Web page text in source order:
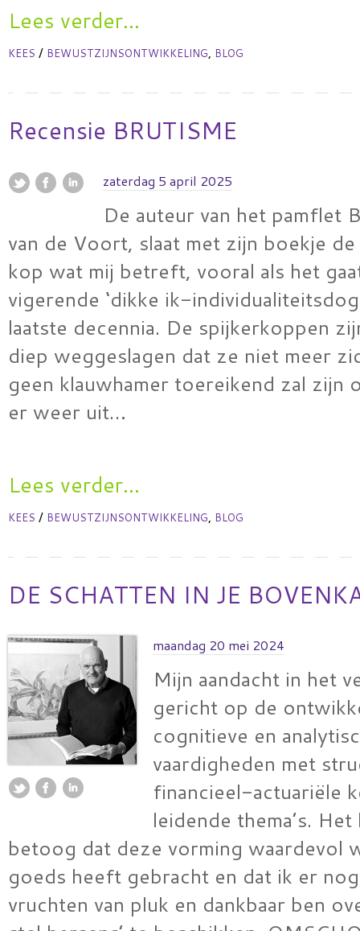
Lees verder...
KEES / BEWUSTZIJNSONTWIKKELING, BLOG
Recensie BRUTISME
zaterdag 5 april 2025
De auteur van het pamflet
van de Voort, slaat met zijn boekje
kop wat mij betreft, vooral als het
vigerende ‘dikke ik-
laatste decennia. De spijkerkoppen
diep weggeslagen dat ze niet meer
geen klauwhamer toereikend zal zijn
er weer uit…
Lees verder...
KEES / BEWUSTZIJNSONTWIKKELING, BLOG
DE SCHATTEN IN JE
maandag 20 mei 2024
Mijn aandacht in het
gericht op de
cognitieve en
vaardigheden met
financieel-actuariële
leidende thema’s.
betoog dat deze vorming waardevol
goeds heeft gebracht en dat ik er
vruchten van pluk en dankbaar ben